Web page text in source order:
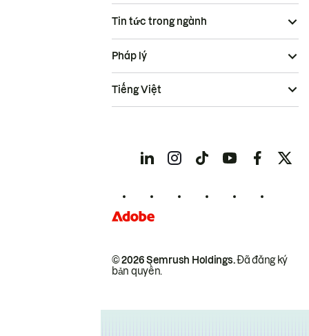
Tin tức trong ngành
© 2026 Semrush Holdings.Đã đăng ký
bản quyền.
Pháp lý
Tiếng Việt